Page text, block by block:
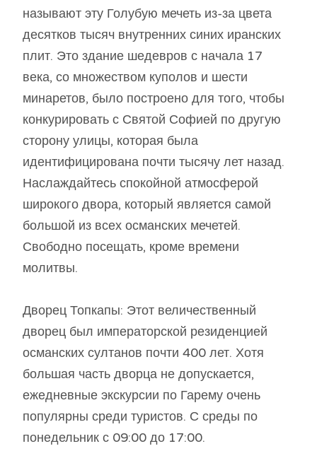
называют эту Голубую мечеть из-за цвета
десятков тысяч внутренних синих иранских
плит. Это здание шедевров с начала 17
века, со множеством куполов и шести
минаретов, было построено для того, чтобы
конкурировать с Святой Софией по другую
сторону улицы, которая была
идентифицирована почти тысячу лет назад.
Наслаждайтесь спокойной атмосферой
широкого двора, который является самой
большой из всех османских мечетей.
Свободно посещать, кроме времени
молитвы.
Дворец Топкапы: Этот величественный
дворец был императорской резиденцией
османских султанов почти 400 лет. Хотя
большая часть дворца не допускается,
ежедневные экскурсии по Гарему очень
популярны среди туристов. С среды по
понедельник с 09:00 до 17:00.